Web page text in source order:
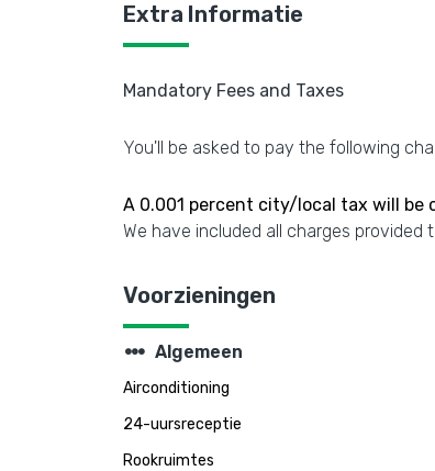
Extra Informatie
Mandatory Fees and Taxes
You'll be asked to pay the following
A 0.001 percent city/local tax will be
We have included all charges
Voorzieningen
steppers Algemeen
Airconditioning
24-uursreceptie
Rookruimtes